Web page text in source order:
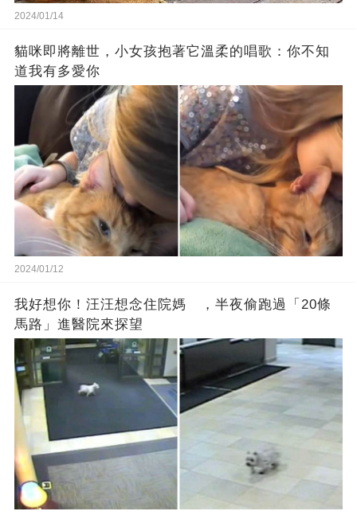
2024/01/14
貓咪即將離世，小女孩抱著它溫柔的唱歌：你不知
道我有多愛你
2024/01/12
我好想你！汪汪想念住院媽 ，半夜偷跑過「20條
馬路」進醫院來探望